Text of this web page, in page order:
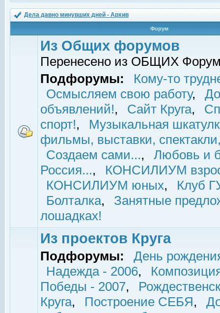
Дела давно минувших дней - Архив
Форум
Из Общих форумов
Перенесено из ОБЩИХ
Подфорумы:
Кому-то
Осмысляем свою работу,
объявлений!, Сайт Круга,
спорт!,
Музыкальная
фильмы, выставки,
Создаем сами...,
Любовь и
Россия...,
КОНСИЛИУМ
КОНСИЛИУМ юных,
Клуб
Болталка,
Занятные
лошадках!
Из проектов Круга
Подфорумы:
День
Надежда - 2006,
Победы - 2007,
Круга, Построение СЕБЯ,